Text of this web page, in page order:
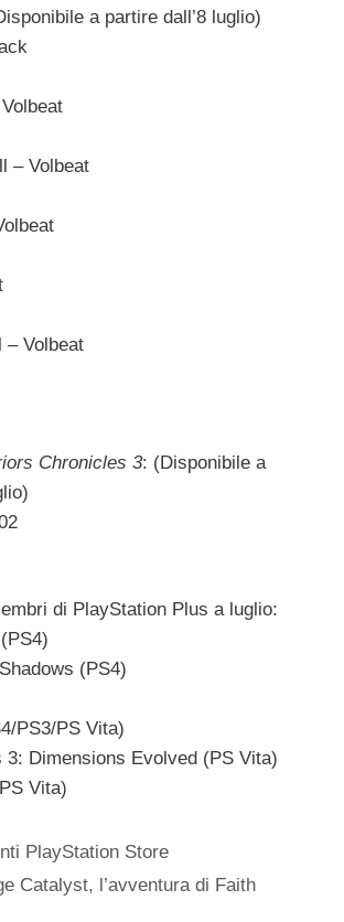
a partire dall’8 luglio)
– Volbeat
– Volbeat
Chronicles 3: (Disponibile a
di PlayStation Plus a luglio:
(PS4)
PS3/PS Vita)
3: Dimensions Evolved (PS Vita)
Vita)
PlayStation Store
Catalyst, l’avventura di Faith